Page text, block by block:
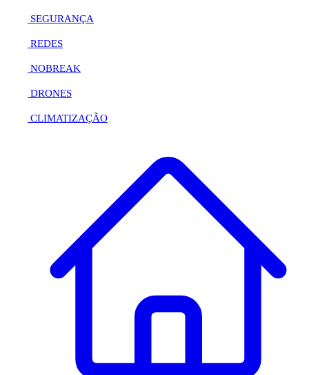
SEGURANÇA
REDES
NOBREAK
DRONES
CLIMATIZAÇÃO